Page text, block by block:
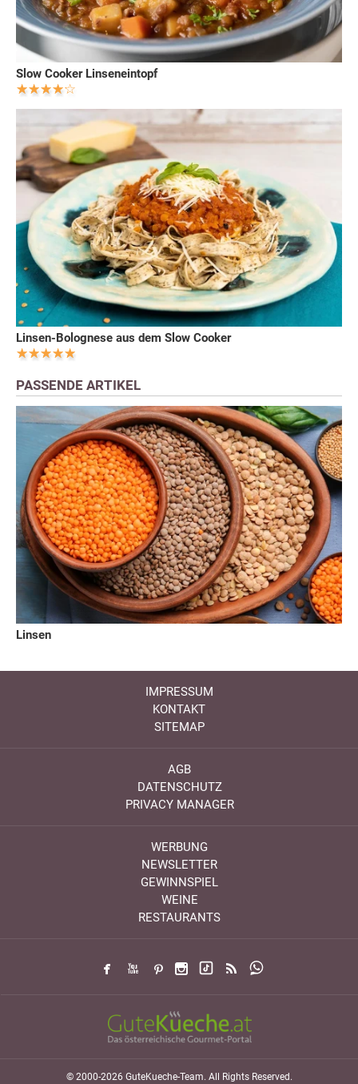
Slow Cooker Linseneintopf
Linsen-Bolognese aus dem Slow Cooker
PASSENDE ARTIKEL
Linsen
IMPRESSUM
KONTAKT
SITEMAP
AGB
DATENSCHUTZ
PRIVACY MANAGER
WERBUNG
NEWSLETTER
GEWINNSPIEL
WEINE
RESTAURANTS
© 2000-2026 GuteKueche-Team. All Rights Reserved.